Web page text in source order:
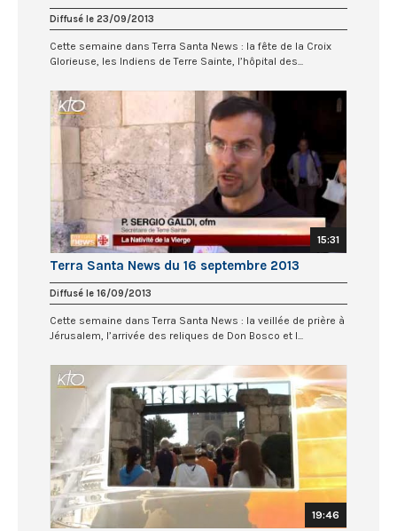
Diffusé le 23/09/2013
Cette semaine dans Terra Santa News : la fête de la Croix
Glorieuse, les Indiens de Terre Sainte, l’hôpital des...
15:31
Terra Santa News du 16 septembre 2013
Diffusé le 16/09/2013
Cette semaine dans Terra Santa News : la veillée de prière à
Jérusalem, l’arrivée des reliques de Don Bosco et l...
19:46